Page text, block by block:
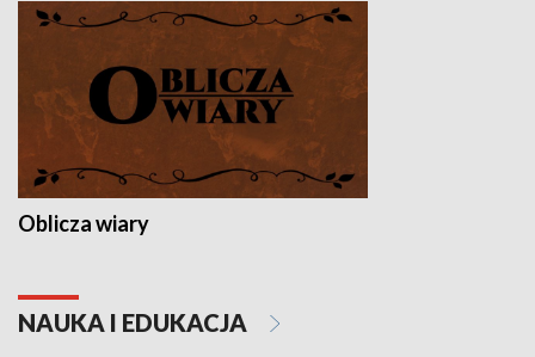
Oblicza wiary
NAUKA I EDUKACJA